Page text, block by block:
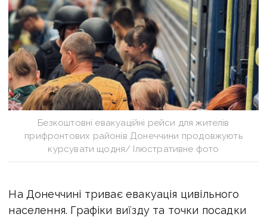
Безкоштовні евакуаційні рейси для жителів
прифронтових районів Донеччини продовжують
курсувати щодня/ Ілюстративне фото
На Донеччині триває евакуація цивільного
населення. Графіки виїзду та точки посадки